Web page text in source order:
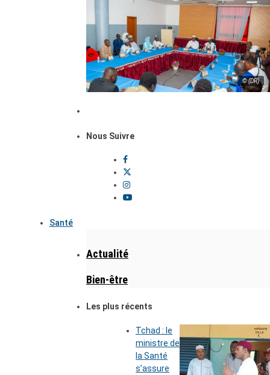
© (DR)
Nous Suivre
Santé
Actualité
Bien-être
Les plus récents
Tchad : le
ministre de
la Santé
s’assure